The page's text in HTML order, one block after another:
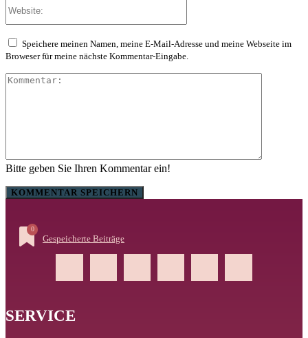
Bitte geben Sie Ihren Kommentar ein!
Speichere meinen Namen, meine E-Mail-Adresse und meine Webseite im
Broweser für meine nächste Kommentar-Eingabe.
0
Gespeicherte Beiträge
SERVICE